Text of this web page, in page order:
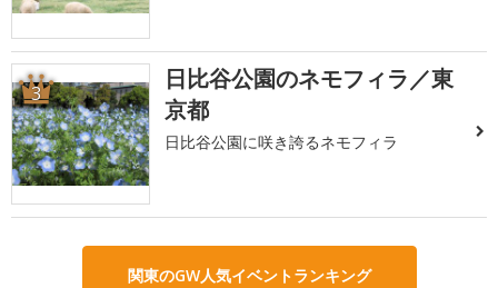
3
日比谷公園のネモフィラ／東
京都
日比谷公園に咲き誇るネモフィラ
関東のGW人気イベントランキング